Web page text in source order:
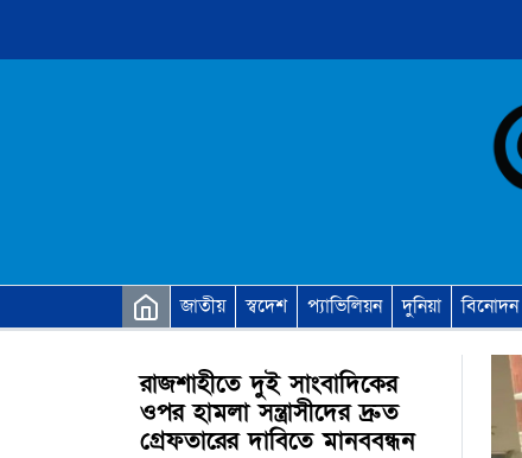
জাতীয়
স্বদেশ প্যাভিলিয়ন দুনিয়া বিনোদন
রাজশাহীতে দুই সাংবাদিকের
ওপর হামলা সন্ত্রাসীদের দ্রুত
গ্রেফতারের দাবিতে মানববন্ধন